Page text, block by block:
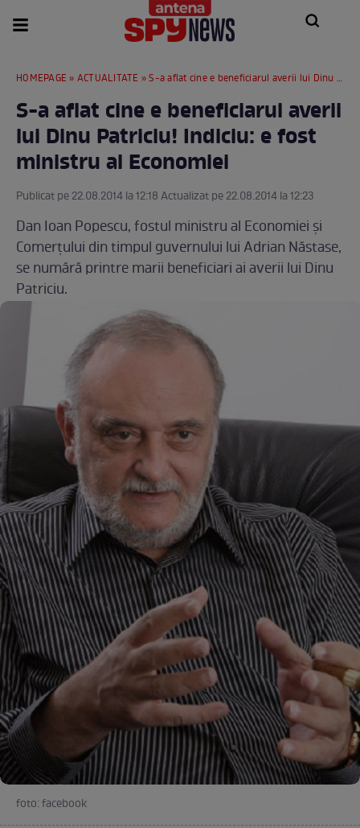
HOMEPAGE » ACTUALITATE » S-a aflat cine e beneficiarul averii lui Dinu Patriciu! Indiciu: e fost ministru al Economiei
S-a aflat cine e beneficiarul averii
lui Dinu Patriciu! Indiciu: e fost
ministru al Economiei
Publicat pe 22.08.2014 la 12:18 Actualizat pe 22.08.2014 la 12:23
Dan Ioan Popescu, fostul ministru al Economiei şi
Comerţului din timpul guvernului lui Adrian Năstase,
se numără printre marii beneficiari ai averii lui Dinu
Patriciu.
foto: facebook